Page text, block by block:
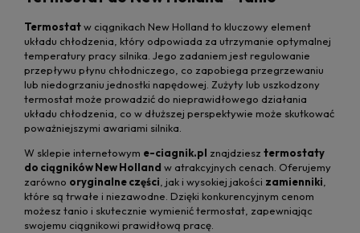
Termostatw ciągnikach New Holland to kluczowy element
układu chłodzenia, który odpowiada za utrzymanie optymalnej
temperatury pracy silnika. Jego zadaniem jest regulowanie
przepływu płynu chłodniczego, co zapobiega przegrzewaniu
lub niedogrzaniu jednostki napędowej. Zużyty lub uszkodzony
termostat może prowadzić do nieprawidłowego działania
układu chłodzenia, co w dłuższej perspektywie może skutkować
poważniejszymi awariami silnika.
W sklepie internetowym e-ciagnik.pl znajdziesz termostaty
do ciągników New Holland w atrakcyjnych cenach. Oferujemy
zarówno oryginalne części, jak i wysokiej jakości zamienniki,
które są trwałe i niezawodne. Dzięki konkurencyjnym cenom
możesz tanio i skutecznie wymienić termostat, zapewniając
swojemu ciągnikowi prawidłową pracę.